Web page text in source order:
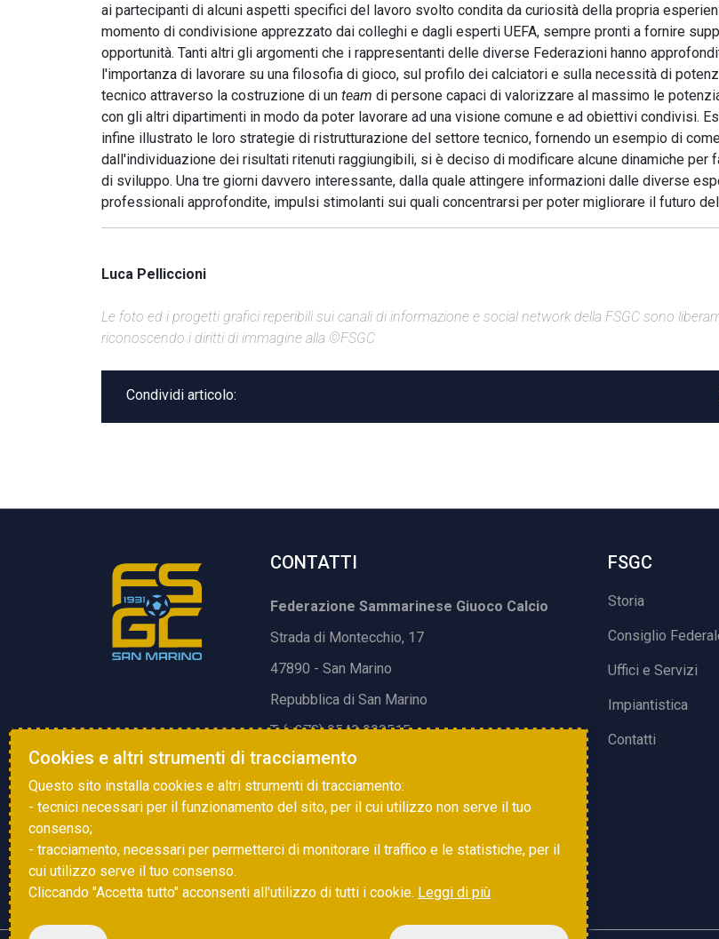
ai partecipanti di alcuni aspetti specifici del lavoro svolto condita da curiosità della propria
momento di condivisione apprezzato dai colleghi e dagli esperti UEFA, sempre pronti a fornire
opportunità. Tanti altri gli argomenti che i rappresentanti delle diverse Federazioni hanno
l'importanza di lavorare su una filosofia di gioco, sul profilo dei calciatori e sulla necessità di
tecnico attraverso la costruzione di un team di persone capaci di valorizzare al massimo le
con gli altri dipartimenti in modo da poter lavorare ad una visione comune e ad obiettivi condivisi.
infine illustrato le loro strategie di ristrutturazione del settore tecnico, fornendo un esempio di
dall'individuazione dei risultati ritenuti raggiungibili, si è deciso di modificare alcune dinamiche per
di sviluppo. Una tre giorni davvero interessante, dalla quale attingere informazioni dalle diverse
professionali approfondite, impulsi stimolanti sui quali concentrarsi per poter migliorare il futuro
Luca Pelliccioni
Le foto ed i progetti grafici reperibili sui canali di informazione e social network della FSGC sono
riconoscendo i diritti di immagine alla ©FSGC
Condividi articolo:
CONTATTI
Federazione Sammarinese Giuoco Calcio
Strada di Montecchio, 17
47890 - San Marino
Repubblica di San Marino
T. (+378) 0549 990515
E.info@fsgc.sm
FSGC
Storia
Consiglio
Uffici e Servizi
Impiantistica
Contatti
Cookies e altri strumenti di tracciamento
Questo sito installa cookies e altri strumenti di tracciamento:
- tecnici necessari per il funzionamento del sito, per il cui utilizzo non serve il tuo
consenso;
- tracciamento, necessari per permetterci di monitorare il traffico e le statistiche, per il
cui utilizzo serve il tuo consenso.
Cliccando "Accetta tutto" acconsenti all'utilizzo di tutti i cookie. Leggi di più